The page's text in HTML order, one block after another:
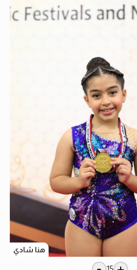
هنا شادي